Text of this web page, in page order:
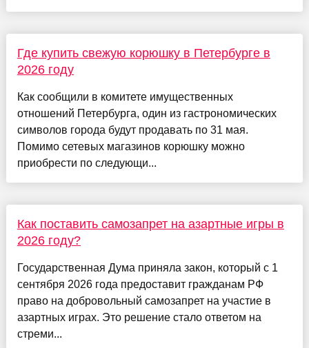
Где купить свежую корюшку в Петербурге в
2026 году
Как сообщили в комитете имущественных
отношений Петербурга, один из гастрономических
символов города будут продавать по 31 мая.
Помимо сетевых магазинов корюшку можно
приобрести по следующи...
Как поставить самозапрет на азартные игры в
2026 году?
Государственная Дума приняла закон, который с 1
сентября 2026 года предоставит гражданам РФ
право на добровольный самозапрет на участие в
азартных играх. Это решение стало ответом на
стреми...